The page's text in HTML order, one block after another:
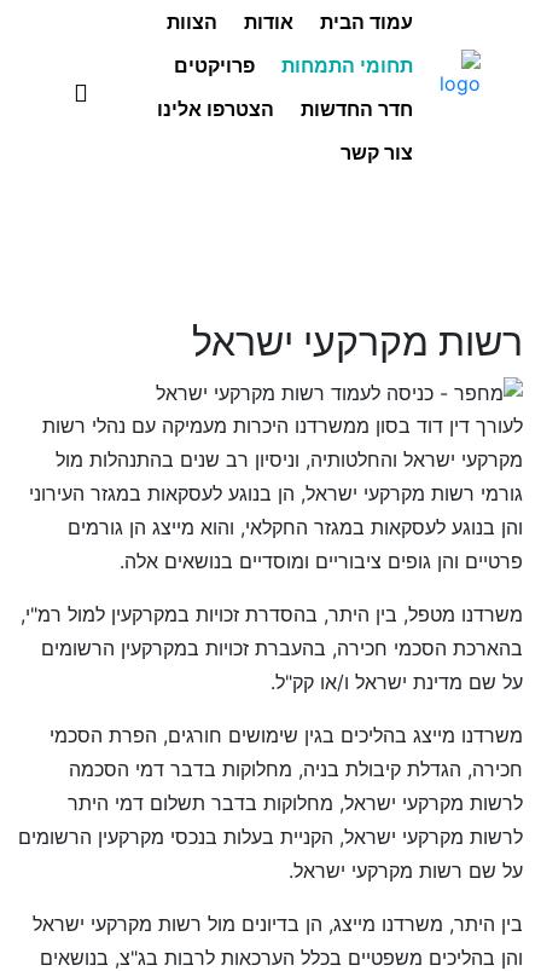
עמוד הבית אודות
הצוות
תחומי התמחות
פרויקטים
חדר החדשות
הצטרפו אלינו
צור קשר
רשות מקרקעי ישראל
לעורך דין דוד בסון ממשרדנו היכרות מעמיקה עם נהלי רשות
מקרקעי ישראל והחלטותיה, וניסיון רב שנים בהתנהלות מול
גורמי רשות מקרקעי ישראל, הן בנוגע לעסקאות במגזר העירוני
והן בנוגע לעסקאות במגזר החקלאי, והוא מייצג הן גורמים
פרטיים והן גופים ציבוריים ומוסדיים בנושאים אלה.
משרדנו מטפל, בין היתר, בהסדרת זכויות במקרקעין למול רמ"י,
בהארכת הסכמי חכירה, בהעברת זכויות במקרקעין הרשומים
על שם מדינת ישראל ו/או קק"ל.
משרדנו מייצג בהליכים בגין שימושים חורגים, הפרת הסכמי
חכירה, הגדלת קיבולת בניה, מחלוקות בדבר דמי הסכמה
לרשות מקרקעי ישראל, מחלוקות בדבר תשלום דמי היתר
לרשות מקרקעי ישראל, הקניית בעלות בנכסי מקרקעין הרשומים
על שם רשות מקרקעי ישראל.
בין היתר, משרדנו מייצג, הן בדיונים מול רשות מקרקעי ישראל
והן בהליכים משפטיים בכלל הערכאות לרבות בג"צ, בנושאים